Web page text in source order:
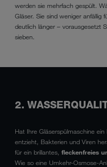
werden sie mehrfach gespült.
Gläser. Sie sind weniger anfällig
deutlich länger – vorausgesetzt
sieben.
2.
Hat Ihre Gläserspülmaschine
entzieht, Bakterien und Viren
für ein brillantes, fleckenfreies
Wie so eine Umkehr-Osmose-